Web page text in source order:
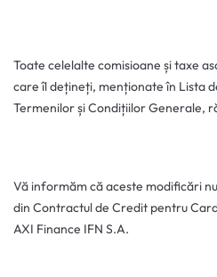
Toate celelalte comisioane și taxe
care îl dețineți, menționate în Lista
Termenilor și Condițiilor Generale,
Vă informăm că aceste modificări
din Contractul de Credit pentru
AXI Finance IFN S.A.